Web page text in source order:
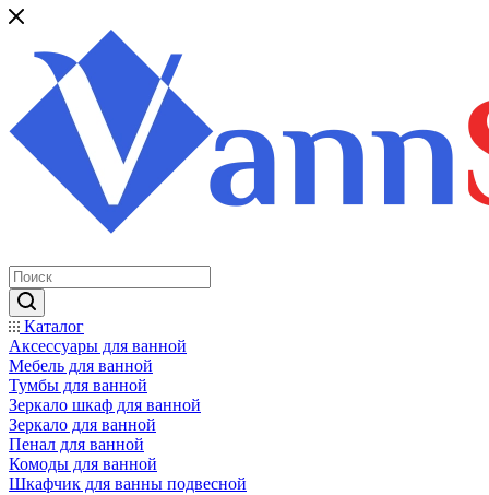
Каталог
Аксессуары для ванной
Мебель для ванной
Тумбы для ванной
Зеркало шкаф для ванной
Зеркало для ванной
Пенал для ванной
Комоды для ванной
Шкафчик для ванны подвесной